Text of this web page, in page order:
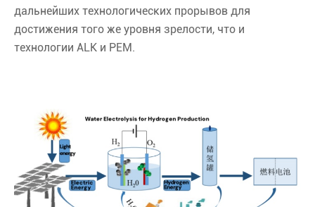
дальнейших технологических прорывов для
достижения того же уровня зрелости, что и
технологии ALK и PEM.